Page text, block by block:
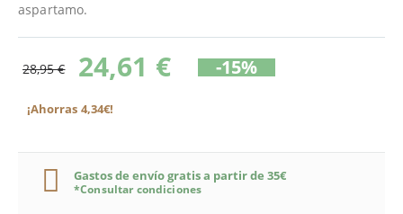
aspartamo.
28,95 € 24,61 € -15%
¡Ahorras 4,34€!
Gastos de envío gratis a partir de 35€
*Consultar condiciones